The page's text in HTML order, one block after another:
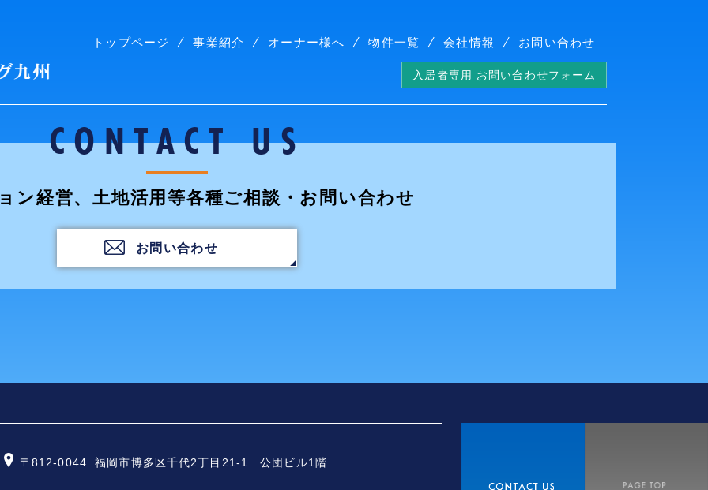
株式会社コープリビング九州
トップページ 事業紹介 オーナー様へ 物件一覧 会社情報 お問い合わせ
入居者専用 お問い合わせフォーム
CONTACT US
ン経営、土地活用等各種ご相談・お問い合わせ
お問い合わせ
〒812-0044 福岡市博多区千代2丁目21-1 公団ビル1階